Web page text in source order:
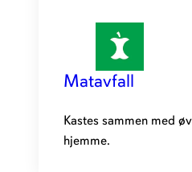
Matavfall
Kastes sammen med
hjemme.